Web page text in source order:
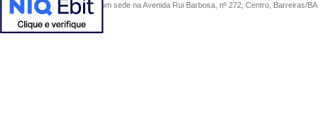
COMERCIAL SÃO PAULO, com sede na Avenida Rui Barbosa, nº 272, Centro, Barreiras/